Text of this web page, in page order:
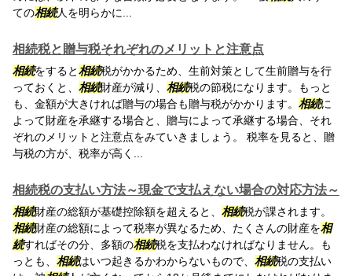
ての相続人を明らかに...
相続税と贈与税それぞれのメリットと注意点
相続をすると相続税がかかるため、生前対策として生前贈与を行
っておくと、 相続財産が減り、 相続税の節税になります。もっと
も、金額が大きければ贈与の場合も贈与税がかかります。 相続に
よって財産を承継する場合と、贈与によって承継する場合、それ
ぞれのメリットと注意点をみていきましょう。 税率を見ると、贈
与税の方が、税率が高く...
相続税の支払い方法～現金で支払えない場合の対応方法～
相続財産の総額が基礎控除額を超えると、 相続税が課されます。
相続財産の総額によって税率が異なるため、たくさんの財産を相
続すればその分、多額の相続税を支払わなければなりません。も
っとも、 相続はいつ起きるかわからないもので、 相続税の支払い